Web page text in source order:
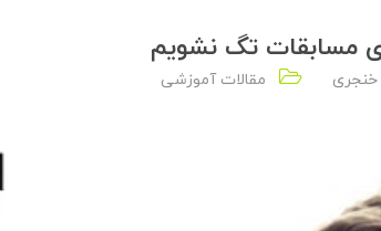
مسابقات تگ نشویم
خنجری مقالات آموزشی